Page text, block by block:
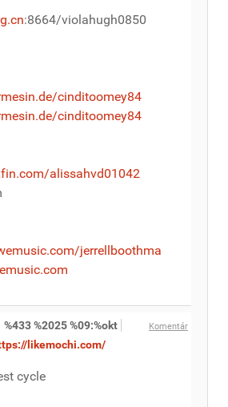
:8664/violahugh0850
cinditoomey84
cinditoomey84
alissahvd01042
jerrellboothma
Komentár
%433 %2025 %09:%okt
likemochi.com/
cycle